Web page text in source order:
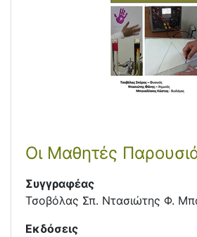
Οι Μαθητές
Συγγραφέας
Τσοβόλας Σπ. Ντασιώτης Φ.
Εκδόσεις